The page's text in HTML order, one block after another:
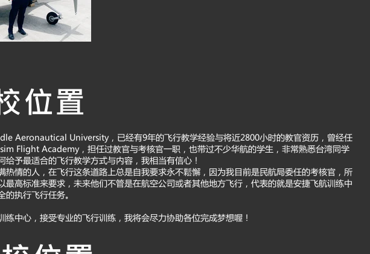
位置
Aeronautical University，已经有9年的飞行教学经验与将近2800小时的教官资历，曾经任
Flight Academy，担任过教官与考核官一职，也带过不少华航的学生，非常熟悉台湾同学
给予最适合的飞行教学方式与内容，我相当有信心！
热情的人，在飞行这条道路上总是自我要求永不鬆懈，因为我目前是民航局委任的考核官，所
最高标准来要求，未来他们不管是在航空公司或者其他地方飞行，代表的就是安捷飞航训练中
执行飞行任务。
练中心，接受专业的飞行训练，我将会尽力协助各位完成梦想喔！